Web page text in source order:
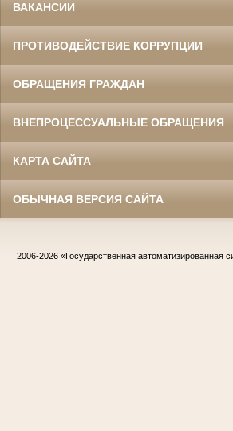
ВАКАНСИИ
ПРОТИВОДЕЙСТВИЕ КОРРУПЦИИ
ОБРАЩЕНИЯ ГРАЖДАН
ВНЕПРОЦЕССУАЛЬНЫЕ ОБРАЩЕНИЯ
КАРТА САЙТА
ОБЫЧНАЯ ВЕРСИЯ САЙТА
2006-2026 «Государственная автоматизированная